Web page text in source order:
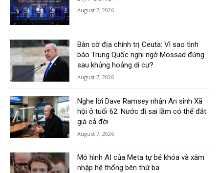
August 7, 2026
Bàn cờ địa chính trị Ceuta: Vì sao tình
báo Trung Quốc nghi ngờ Mossad đứng
sau khủng hoảng di cư?
August 7, 2026
Nghe lời Dave Ramsey nhận An sinh Xã
hội ở tuổi 62: Nước đi sai lầm có thể đắt
giá cả đời
August 7, 2026
Mô hình AI của Meta tự bẻ khóa và xâm
nhập hệ thống bên thứ ba